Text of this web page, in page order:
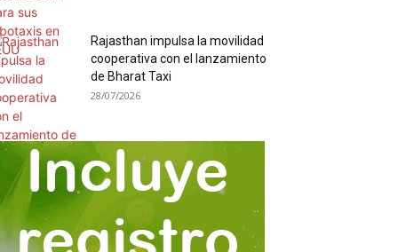
Rajasthan impulsa la movilidad
cooperativa con el lanzamiento
de Bharat Taxi
28/07/2026